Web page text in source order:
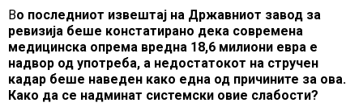
Во последниот извештај на Државниот завод за
ревизија беше констатирано дека современа
медицинска опрема вредна 18,6 милиони евра е
надвор од употреба, а недостатокот на стручен
кадар беше наведен како една од причините за ова.
Како да се надминат системски овие слабости?